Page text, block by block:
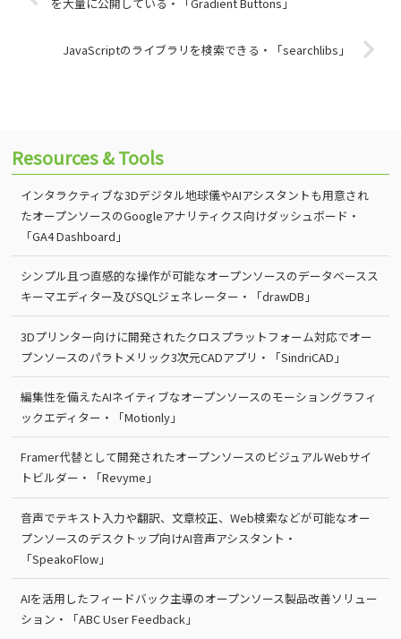
JavaScriptのライブラリを検索できる・「searchlibs」
Resources & Tools
インタラクティブな3Dデジタル地球儀やAIアシスタントも用意され
たオープンソースのGoogleアナリティクス向けダッシュボード・
「GA4 Dashboard」
シンプル且つ直感的な操作が可能なオープンソースのデータベースス
キーマエディター及びSQLジェネレーター・「drawDB」
3Dプリンター向けに開発されたクロスプラットフォーム対応でオー
プンソースのパラトメリック3次元CADアプリ・「SindriCAD」
編集性を備えたAIネイティブなオープンソースのモーショングラフィ
ックエディター・「Motionly」
Framer代替として開発されたオープンソースのビジュアルWebサイ
トビルダー・「Revyme」
音声でテキスト入力や翻訳、文章校正、Web検索などが可能なオー
プンソースのデスクトップ向けAI音声アシスタント・
「SpeakoFlow」
AIを活用したフィードバック主導のオープンソース製品改善ソリュー
ション・「ABC User Feedback」